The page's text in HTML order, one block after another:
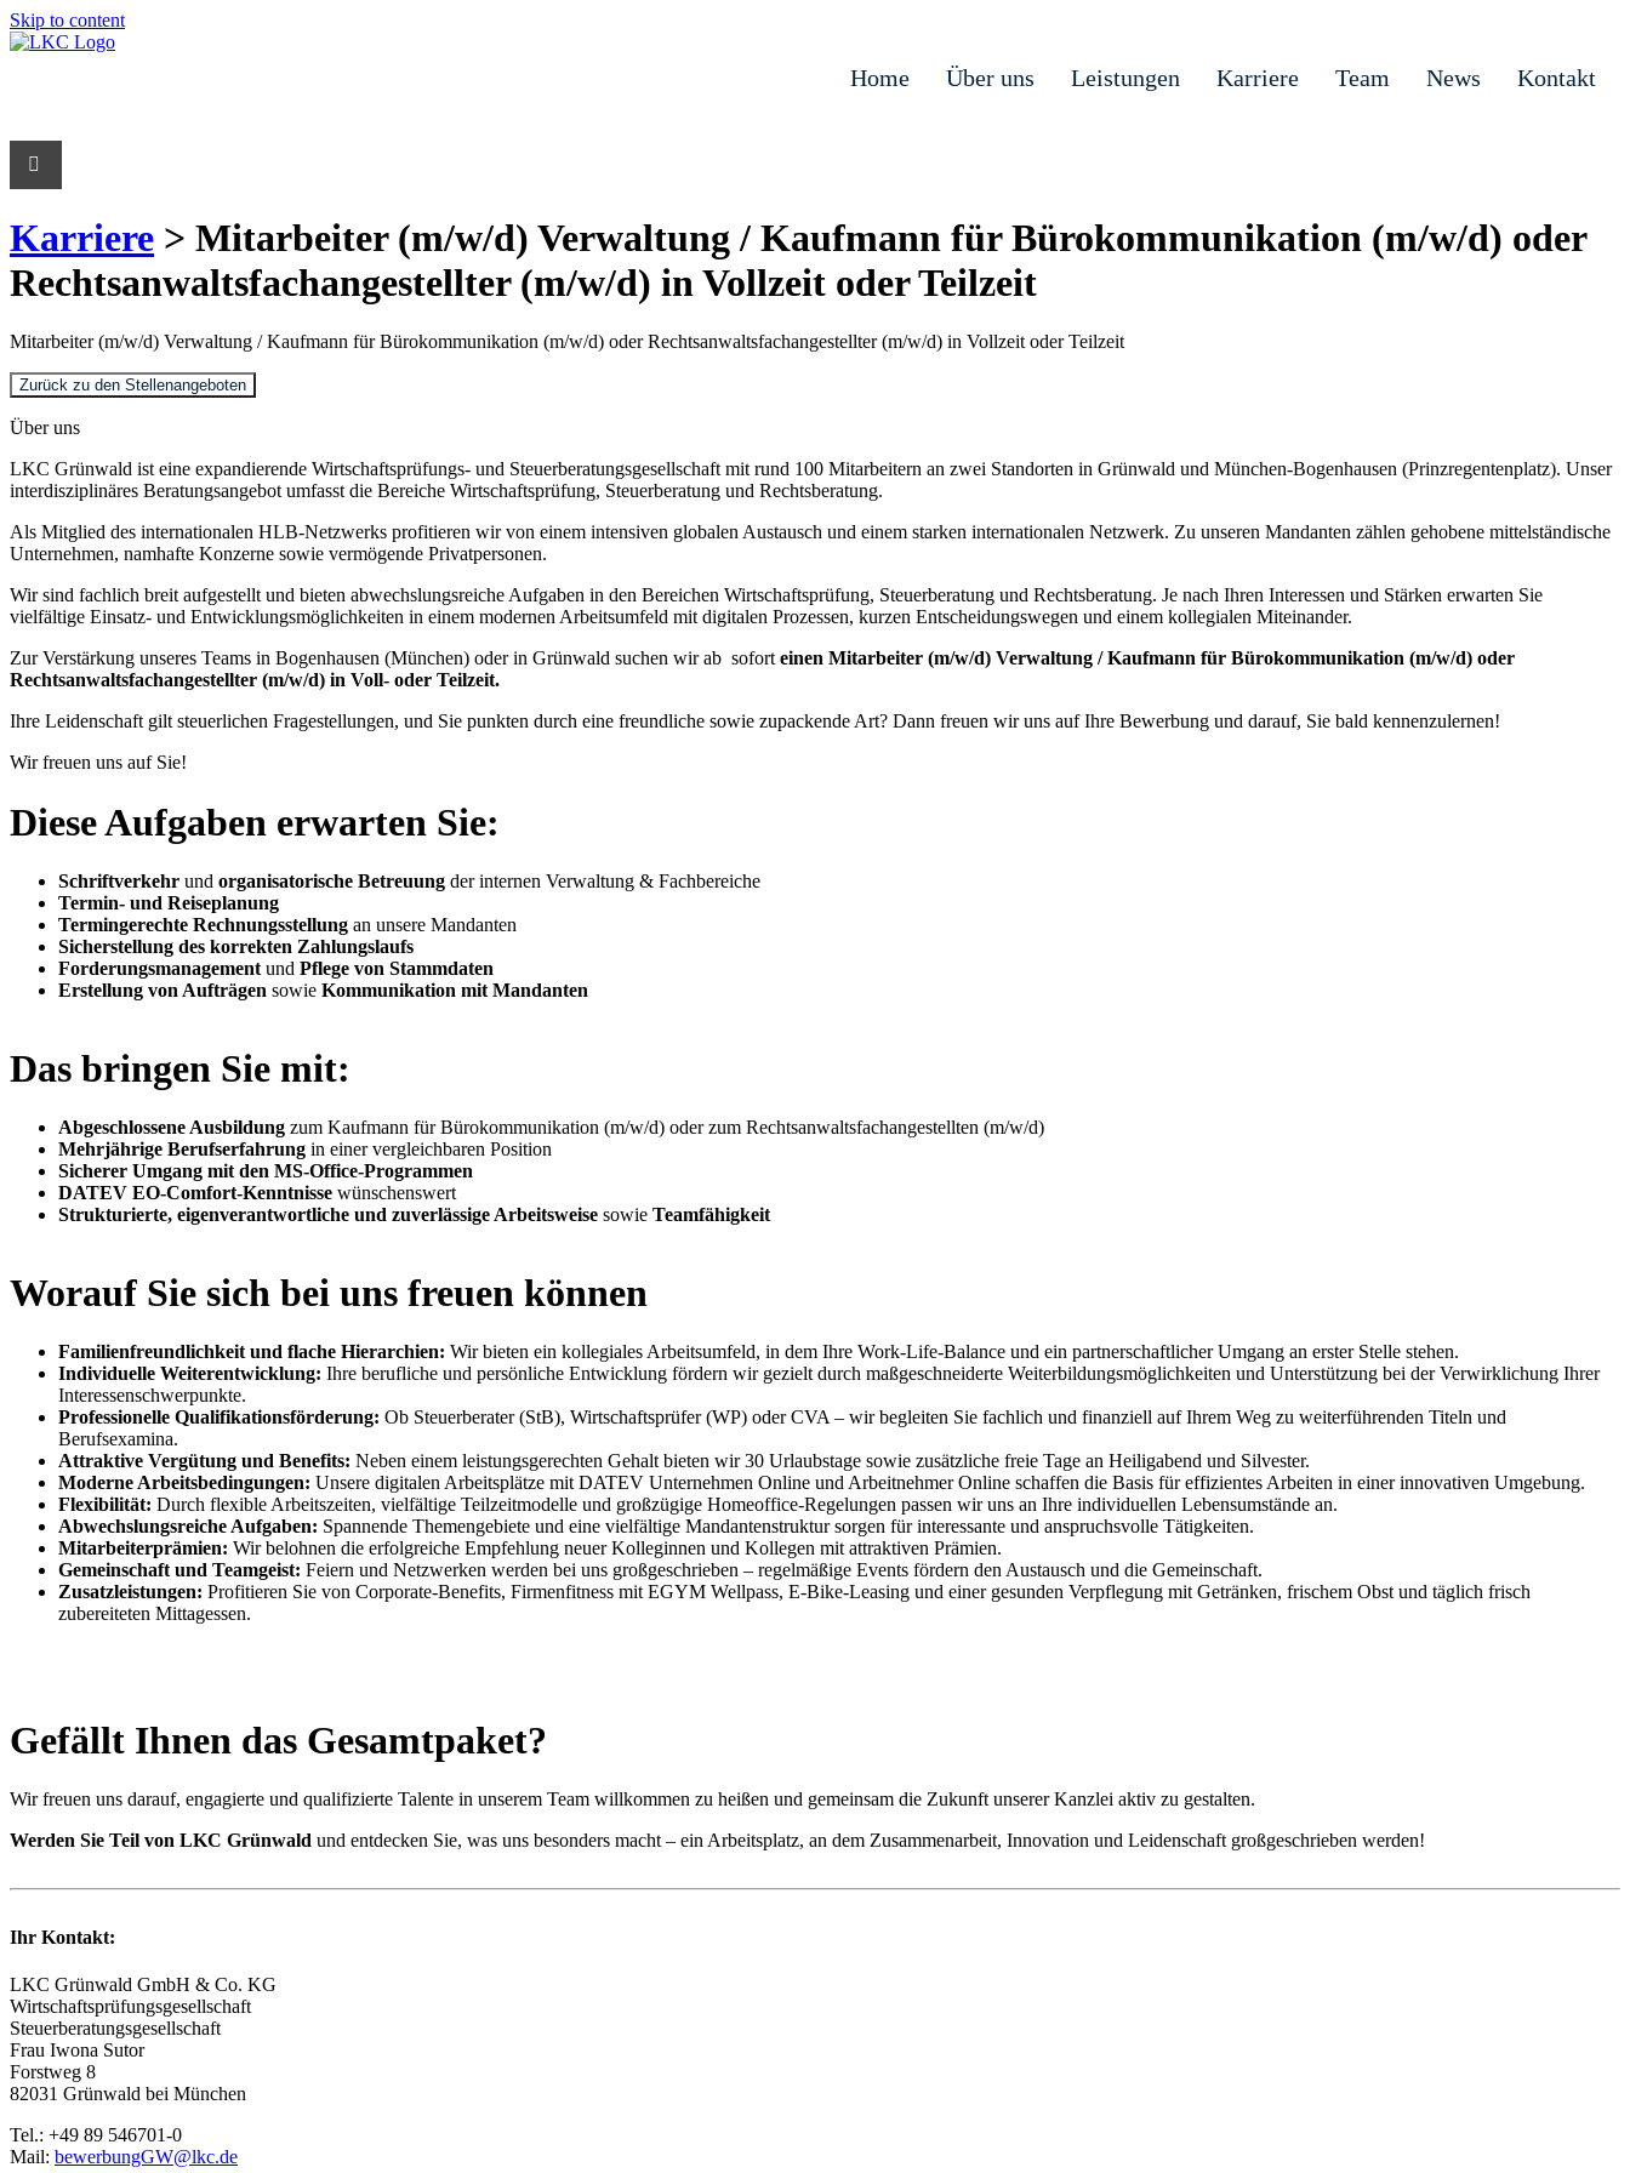
Skip to content
Home Über uns Leistungen Karriere Team News Kontakt
Karriere > Mitarbeiter (m/w/d) Verwaltung / Kaufmann für Bürokommunikation (m/w/d) oder
Rechtsanwaltsfachangestellter (m/w/d) in Vollzeit oder Teilzeit
Mitarbeiter (m/w/d) Verwaltung / Kaufmann für Bürokommunikation (m/w/d) oder Rechtsanwaltsfachangestellter (m/w/d) in Vollzeit oder Teilzeit
Zurück zu den Stellenangeboten
Über uns
LKC Grünwald ist eine expandierende Wirtschaftsprüfungs- und Steuerberatungsgesellschaft mit rund 100 Mitarbeitern an zwei Standorten in Grünwald und München-Bogenhausen (Prinzregentenplatz). Unser
interdisziplinäres Beratungsangebot umfasst die Bereiche Wirtschaftsprüfung, Steuerberatung und Rechtsberatung.
Als Mitglied des internationalen HLB-Netzwerks profitieren wir von einem intensiven globalen Austausch und einem starken internationalen Netzwerk. Zu unseren Mandanten zählen gehobene mittelständische
Unternehmen, namhafte Konzerne sowie vermögende Privatpersonen.
Wir sind fachlich breit aufgestellt und bieten abwechslungsreiche Aufgaben in den Bereichen Wirtschaftsprüfung, Steuerberatung und Rechtsberatung. Je nach Ihren Interessen und Stärken erwarten Sie
vielfältige Einsatz- und Entwicklungsmöglichkeiten in einem modernen Arbeitsumfeld mit digitalen Prozessen, kurzen Entscheidungswegen und einem kollegialen Miteinander.
Zur Verstärkung unseres Teams in Bogenhausen (München) oder in Grünwald suchen wir ab sofort einen Mitarbeiter (m/w/d) Verwaltung / Kaufmann für Bürokommunikation (m/w/d) oder
Rechtsanwaltsfachangestellter (m/w/d) in Voll- oder Teilzeit.
Ihre Leidenschaft gilt steuerlichen Fragestellungen, und Sie punkten durch eine freundliche sowie zupackende Art? Dann freuen wir uns auf Ihre Bewerbung und darauf, Sie bald kennenzulernen!
Wir freuen uns auf Sie!
Diese Aufgaben erwarten Sie:
Schriftverkehr und organisatorische Betreuung der internen Verwaltung & Fachbereiche
Termin- und Reiseplanung
Termingerechte Rechnungsstellung an unsere Mandanten
Sicherstellung des korrekten Zahlungslaufs
Forderungsmanagement und Pflege von Stammdaten
Erstellung von Aufträgen sowie Kommunikation mit Mandanten
Das bringen Sie mit:
Abgeschlossene Ausbildung zum Kaufmann für Bürokommunikation (m/w/d) oder zum Rechtsanwaltsfachangestellten (m/w/d)
Mehrjährige Berufserfahrung in einer vergleichbaren Position
Sicherer Umgang mit den MS-Office-Programmen
DATEV EO-Comfort-Kenntnisse wünschenswert
Strukturierte, eigenverantwortliche und zuverlässige Arbeitsweise sowie Teamfähigkeit
Worauf Sie sich bei uns freuen können
Familienfreundlichkeit und flache Hierarchien: Wir bieten ein kollegiales Arbeitsumfeld, in dem Ihre Work-Life-Balance und ein partnerschaftlicher Umgang an erster Stelle stehen.
Individuelle Weiterentwicklung: Ihre berufliche und persönliche Entwicklung fördern wir gezielt durch maßgeschneiderte Weiterbildungsmöglichkeiten und Unterstützung bei der Verwirklichung Ihrer
Interessenschwerpunkte.
Professionelle Qualifikationsförderung: Ob Steuerberater (StB), Wirtschaftsprüfer (WP) oder CVA – wir begleiten Sie fachlich und finanziell auf Ihrem Weg zu weiterführenden Titeln und
Berufsexamina.
Attraktive Vergütung und Benefits: Neben einem leistungsgerechten Gehalt bieten wir 30 Urlaubstage sowie zusätzliche freie Tage an Heiligabend und Silvester.
Moderne Arbeitsbedingungen: Unsere digitalen Arbeitsplätze mit DATEV Unternehmen Online und Arbeitnehmer Online schaffen die Basis für effizientes Arbeiten in einer innovativen Umgebung.
Flexibilität: Durch flexible Arbeitszeiten, vielfältige Teilzeitmodelle und großzügige Homeoffice-Regelungen passen wir uns an Ihre individuellen Lebensumstände an.
Abwechslungsreiche Aufgaben: Spannende Themengebiete und eine vielfältige Mandantenstruktur sorgen für interessante und anspruchsvolle Tätigkeiten.
Mitarbeiterprämien: Wir belohnen die erfolgreiche Empfehlung neuer Kolleginnen und Kollegen mit attraktiven Prämien.
Gemeinschaft und Teamgeist: Feiern und Netzwerken werden bei uns großgeschrieben – regelmäßige Events fördern den Austausch und die Gemeinschaft.
Zusatzleistungen: Profitieren Sie von Corporate-Benefits, Firmenfitness mit EGYM Wellpass, E-Bike-Leasing und einer gesunden Verpflegung mit Getränken, frischem Obst und täglich frisch
zubereiteten Mittagessen.
Gefällt Ihnen das Gesamtpaket?
Wir freuen uns darauf, engagierte und qualifizierte Talente in unserem Team willkommen zu heißen und gemeinsam die Zukunft unserer Kanzlei aktiv zu gestalten.
Werden Sie Teil von LKC Grünwald und entdecken Sie, was uns besonders macht – ein Arbeitsplatz, an dem Zusammenarbeit, Innovation und Leidenschaft großgeschrieben werden!
Ihr Kontakt:
LKC Grünwald GmbH & Co. KG
Wirtschaftsprüfungsgesellschaft
Steuerberatungsgesellschaft
Frau Iwona Sutor
Forstweg 8
82031 Grünwald bei München
Tel.: +49 89 546701-0
Mail: bewerbungGW@lkc.de